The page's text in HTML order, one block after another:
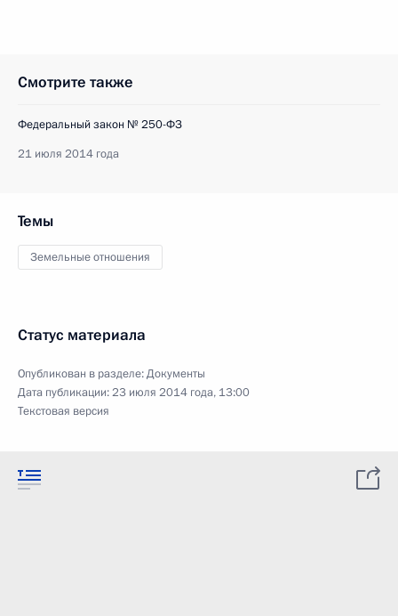
Смотрите также
Федеральный закон № 250-ФЗ
21 июля 2014 года
Темы
Земельные отношения
Статус материала
Опубликован в разделе:Документы
Дата публикации:23 июля 2014 года, 13:00
Текстовая версия